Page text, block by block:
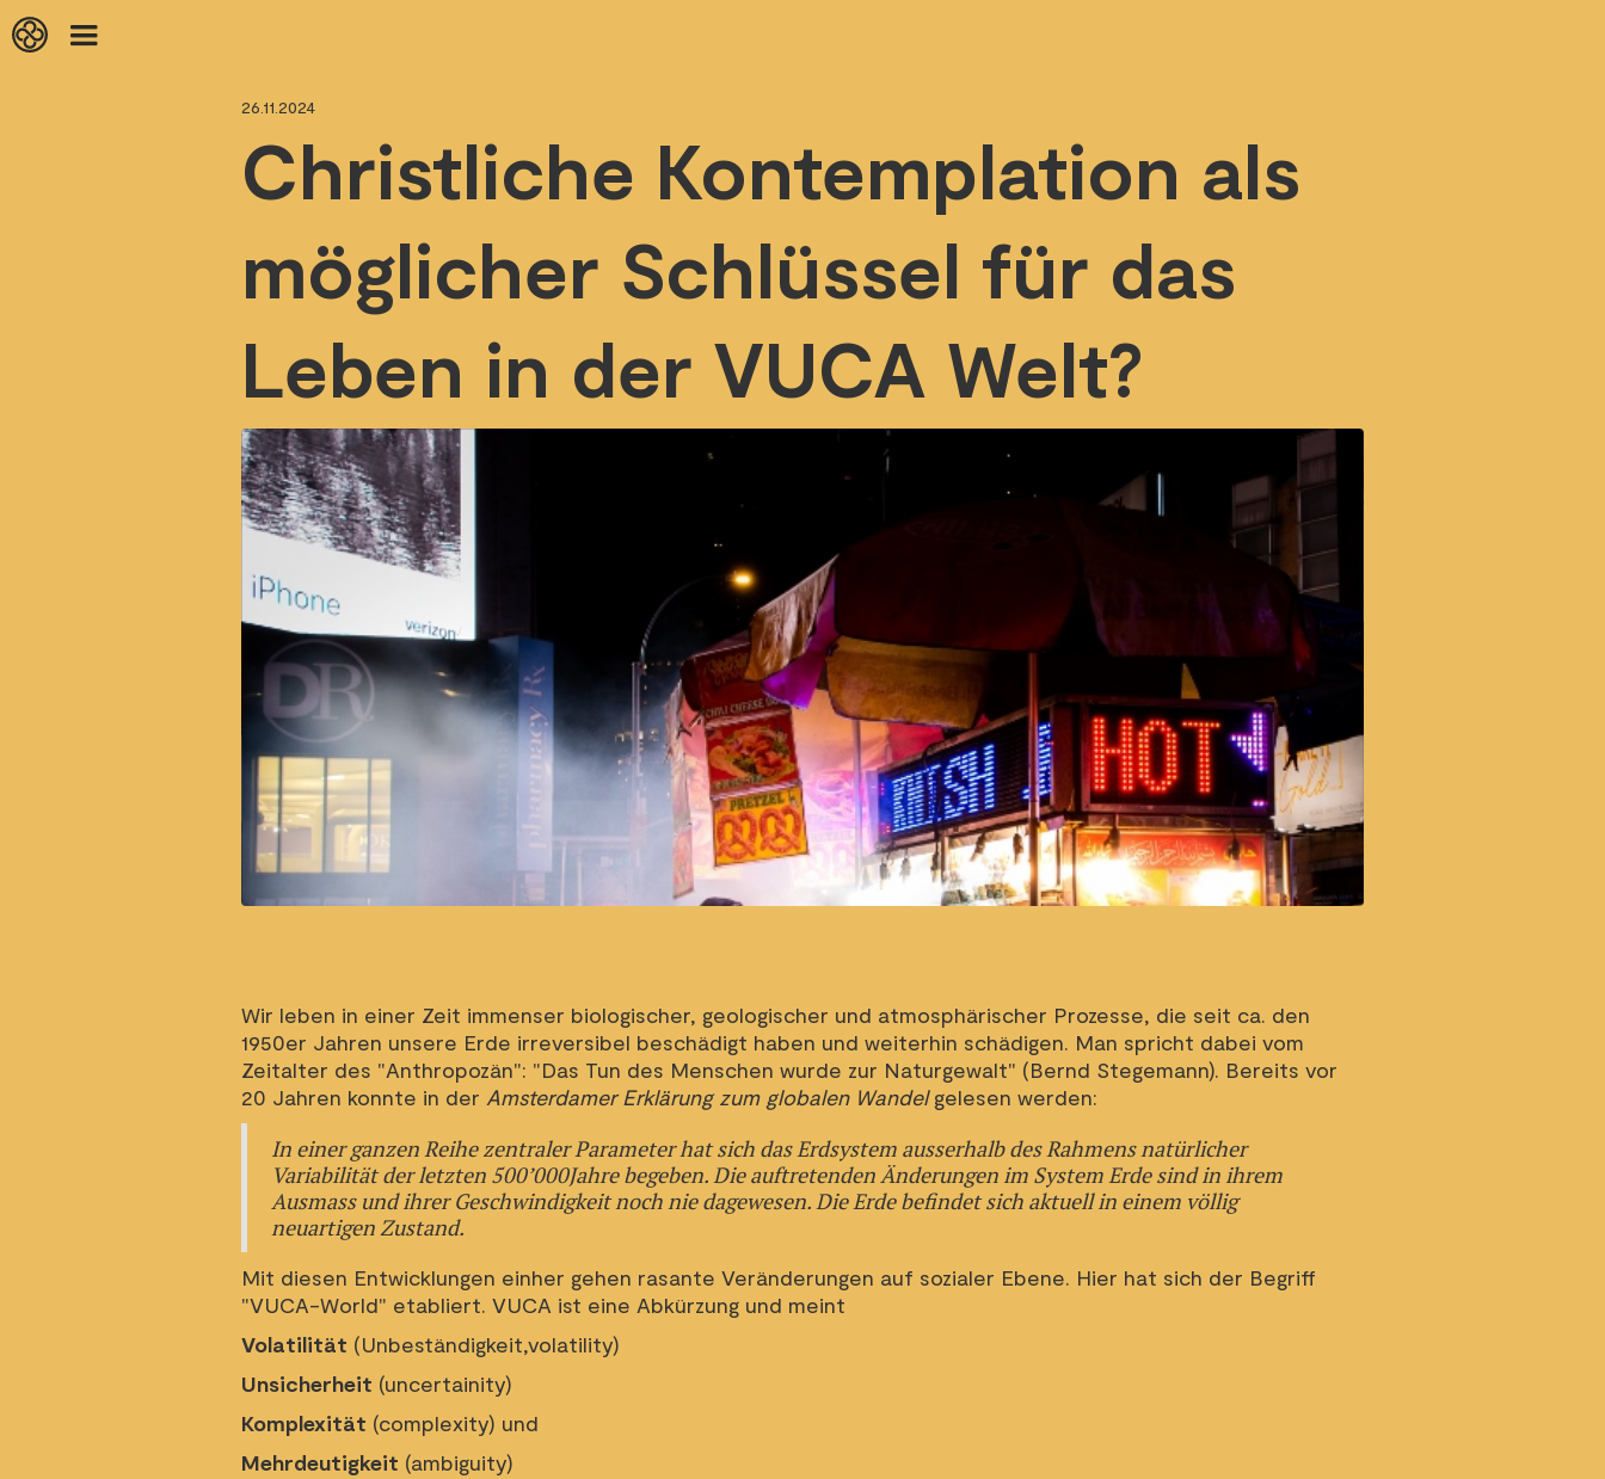
26.11.2024
Christliche Kontemplation als
möglicher Schlüssel für das
Leben in der VUCA Welt?
Wir leben in einer Zeit immenser biologischer, geologischer und atmosphärischer Prozesse, die seit ca. den
1950er Jahren unsere Erde irreversibel beschädigt haben und weiterhin schädigen. Man spricht dabei vom
Zeitalter des "Anthropozän": "Das Tun des Menschen wurde zur Naturgewalt" (Bernd Stegemann). Bereits vor
20 Jahren konnte in der Amsterdamer Erklärung zum globalen Wandelgelesen werden:
In einer ganzen Reihe zentraler Parameter hat sich das Erdsystem ausserhalb des Rahmens natürlicher
Variabilität der letzten 500’000Jahre begeben. Die auftretenden Änderungen im System Erde sind in ihrem
Ausmass und ihrer Geschwindigkeit noch nie dagewesen. Die Erde befindet sich aktuell in einem völlig
neuartigen Zustand.
Mit diesen Entwicklungen einher gehen rasante Veränderungen auf sozialer Ebene. Hier hat sich der Begriff
"VUCA-World" etabliert. VUCA ist eine Abkürzung und meint
Volatilität (Unbeständigkeit,volatility)
Unsicherheit (uncertainity)
Komplexität (complexity) und
Mehrdeutigkeit (ambiguity)